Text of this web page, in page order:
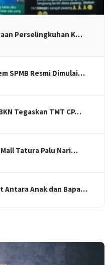
Perselingkuhan K…
SPMB Resmi Dimulai…
Tegaskan TMT CP…
Tatura Palu Nari…
Antara Anak dan Bapa…